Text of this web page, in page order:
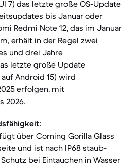
7) das letzte große OS-Update
bis Januar oder
Redmi Note 12, das im Januar
erhält in der Regel zwei
und drei Jahre
letzte große Update
Android 15) wird
erfolgen, mit
2026.
über Corning Gorilla Glass
und ist nach IP68 staub-
bei Eintauchen in Wasser